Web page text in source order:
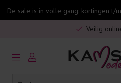
De sale is in volle gang: kortingen t/
Gratis verzending in
Veilig
5% spaarbonus
Gratis verzending in